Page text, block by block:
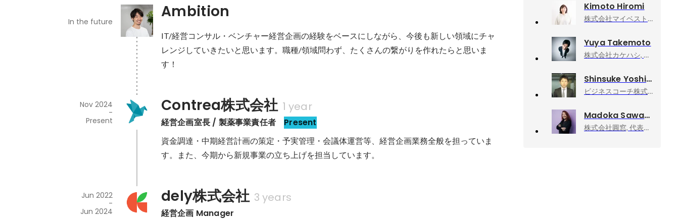
Ambition
In the future
IT/経営コンサル・ベンチャー経営企画の経験をベースにしながら、今後も新しい領域にチャ
レンジしていきたいと思います。職種/領域問わず、たくさんの繋がりを作れたらと思いま
す！
Contrea株式会社 1 year
経営企画室長 / 製薬事業責任者 Present
Nov 2024
-
Present
資金調達・中期経営計画の策定・予実管理・会議体運営等、経営企画業務全般を担っていま
す。また、今期から新規事業の立ち上げを担当しています。
dely株式会社 3 years
経営企画 Manager
Jun 2022
-
Jun 2024
Kimoto Hiromi
株式会社マイベスト, 取締役CFO
Yuya Takemoto
株式会社カケハシ, 執行役員CFO
Shinsuke Yoshida
ビジネスコーチ株式会社, 取締役CFO兼経営管理本部長
Madoka Sawa
株式会社圓窓, 代表取締役